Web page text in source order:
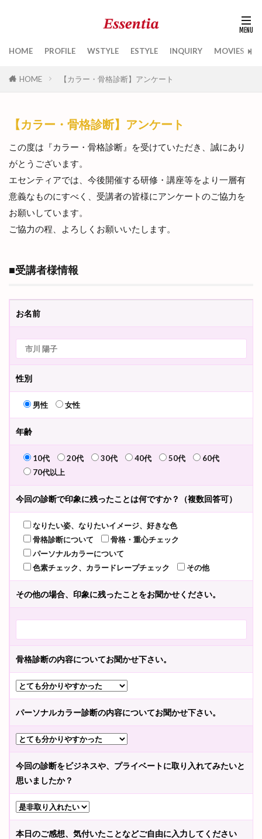
HOME PROFILE WSTYLE ESTYLE INQUIRY MOVIES
HOME 【カラー・骨格診断】アンケート
【カラー・骨格診断】アンケート
この度は『カラー・骨格診断』を受けていただき、誠にあり
がとうございます。
エセンティアでは、今後開催する研修・講座等をより一層有
意義なものにすべく、受講者の皆様にアンケートのご協力を
お願いしています。
ご協力の程、よろしくお願いいたします。
■受講者様情報
お名前
性別
男性 女性
年齢
10代 20代 30代 40代 50代
60代
70代以上
今回の診断で印象に残ったことは何ですか？（複数回答可）
なりたい姿、なりたいイメージ、好きな色
骨格診断について
骨格・重心チェック
パーソナルカラーについて
色素チェック、カラードレープチェック
その他
その他の場合、印象に残ったことをお聞かせください。
骨格診断の内容についてお聞かせ下さい。
パーソナルカラー診断の内容についてお聞かせ下さい。
今回の診断をビジネスや、プライベートに取り入れてみたいと
思いましたか？
本日のご感想、気付いたことなどご自由に入力してください